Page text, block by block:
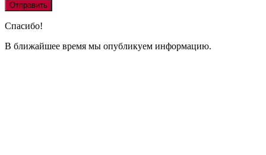
Спасибо!
В ближайшее время мы опубликуем информацию.